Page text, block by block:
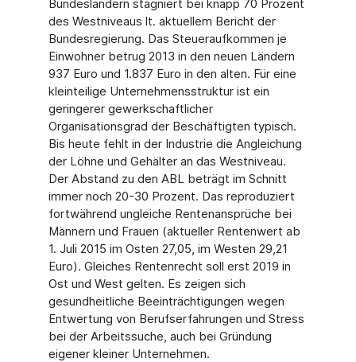
Bundesländern stagniert bei knapp 70 Prozent
des Westniveaus lt. aktuellem Bericht der
Bundesregierung. Das Steueraufkommen je
Einwohner betrug 2013 in den neuen Ländern
937 Euro und 1.837 Euro in den alten. Für eine
kleinteilige Unternehmensstruktur ist ein
geringerer gewerkschaftlicher
Organisationsgrad der Beschäftigten typisch.
Bis heute fehlt in der Industrie die Angleichung
der Löhne und Gehälter an das Westniveau.
Der Abstand zu den ABL beträgt im Schnitt
immer noch 20-30 Prozent. Das reproduziert
fortwährend ungleiche Rentenansprüche bei
Männern und Frauen (aktueller Rentenwert ab
1. Juli 2015 im Osten 27,05, im Westen 29,21
Euro). Gleiches Rentenrecht soll erst 2019 in
Ost und West gelten. Es zeigen sich
gesundheitliche Beeinträchtigungen wegen
Entwertung von Berufserfahrungen und Stress
bei der Arbeitssuche, auch bei Gründung
eigener kleiner Unternehmen.